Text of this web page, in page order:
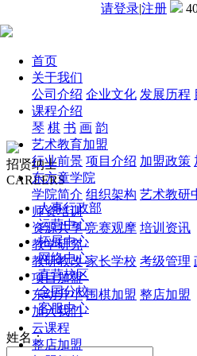
请登录|注册
首页
关于我们
公司介绍 企业文化 发展历程
课程介绍
琴 棋 书 画 韵
艺术教育加盟
行业前景 项目介绍 加盟政策
东方童学院
学院简介 组织架构 艺术教研
师资培训
资源共享 竞赛观摩 培训资讯
教学研究
教研教改 家长学校 考级管理
项目加盟
东幼升小 围棋加盟 整店加盟
加入我们
云课程
整店加盟
招贤纳士
CAREERS
人事行政部
运营中心
拓展中心
网络中心
直营校区
全国分校
客服中心
姓名：